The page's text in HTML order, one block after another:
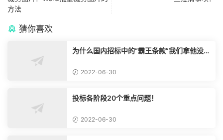
方法
猜你喜欢
为什么国内招标中的“霸王条款”我们拿他没脾
2022-06-30
投标各阶段20个重点问题！
2022-06-30